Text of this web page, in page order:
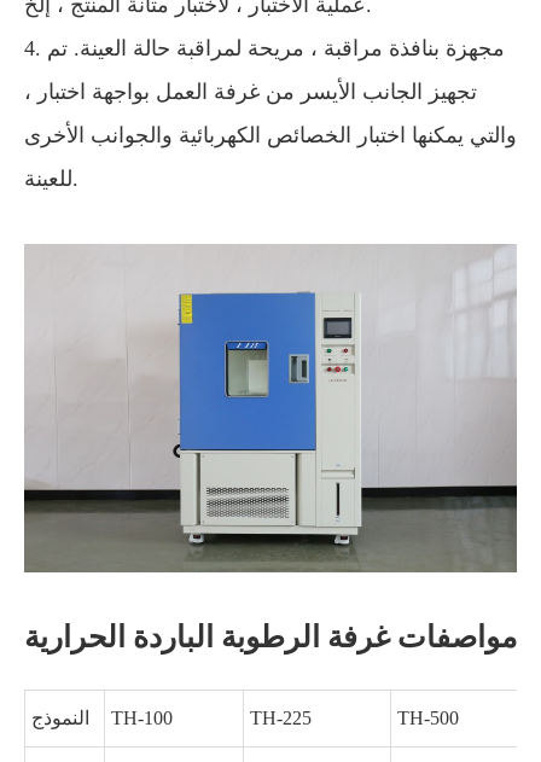
عملية الاختبار ، لاختبار متانة المنتج ، إلخ.
4. مجهزة بنافذة مراقبة ، مريحة لمراقبة حالة العينة. تم
تجهيز الجانب الأيسر من غرفة العمل بواجهة اختبار ،
والتي يمكنها اختبار الخصائص الكهربائية والجوانب الأخرى
للعينة.
مواصفات غرفة الرطوبة الباردة الحرارية
النموذج TH-100 TH-225 TH-500